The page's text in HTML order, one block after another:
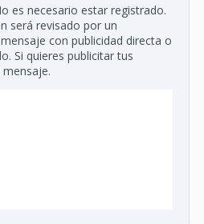
es necesario estar registrado.
será revisado por un
con publicidad directa o
Si quieres publicitar tus